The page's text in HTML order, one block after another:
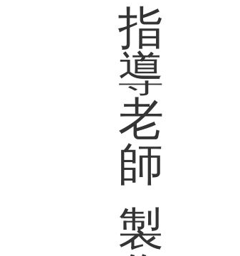
指
導
老
師
製